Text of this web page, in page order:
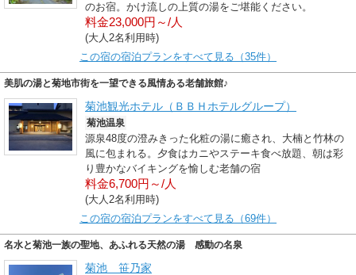
のお宿。かけ流しの上質の湯をご堪能ください。
料金23,000円～/人
(大人2名利用時)
この宿の宿泊プランをすべて見る（35件）
美肌の湯と菊地市街を一望できる風情ある老舗旅館♪
菊池観光ホテル（ＢＢＨホテルグループ）
菊池温泉
源泉48度の澄みきった化粧の湯に癒され、大楠と竹林の
風に包まれる。夕食はカニやステーキ食べ放題、朝は彩
り豊かなバイキングを愉しむ老舗の宿
料金6,700円～/人
(大人2名利用時)
この宿の宿泊プランをすべて見る（69件）
名水と菊池一族の聖地、あふれる天然の湯 感動の名泉
菊池 笹乃家